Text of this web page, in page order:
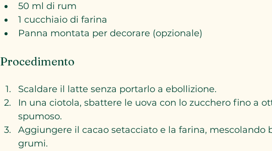
50 ml di rum
1 cucchiaio di farina
Panna montata per decorare (opzionale)
Procedimento
Scaldare il latte senza portarlo a ebollizione.
In una ciotola, sbattere le uova con lo zucchero fino a
spumoso.
Aggiungere il cacao setacciato e la farina, mescolando
grumi.